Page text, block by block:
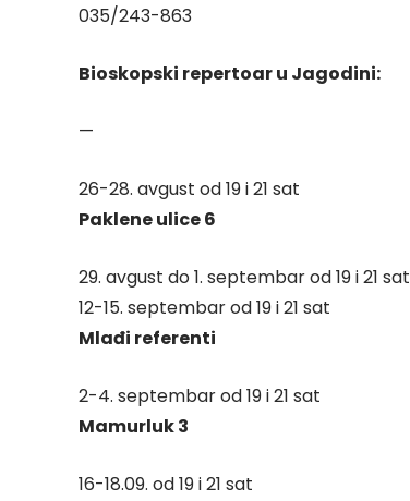
035/243-863
Bioskopski repertoar u Jagodini:
—
26-28. avgust od 19 i 21 sat
Paklene ulice 6
29. avgust do 1. septembar od 19 i 21 sat
12-15. septembar od 19 i 21 sat
Mlađi referenti
2-4. septembar od 19 i 21 sat
Mamurluk 3
16-18.09. od 19 i 21 sat